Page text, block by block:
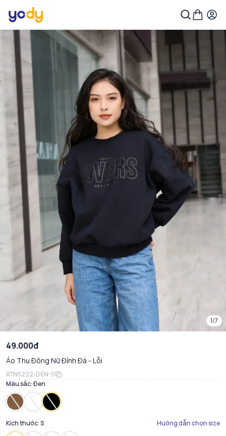
1/7
49.000đ
Áo Thu Đông Nữ Đính Đá - Lỗi
ATN5222-DEN-S
Màu sắc:Đen
Kích thước:S Hướng dẫn chọn size